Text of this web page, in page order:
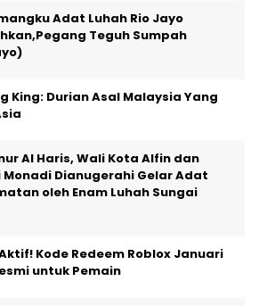
Adat Luhah Rio Jayo
Teguh Sumpah
King: Durian Asal Malaysia Yang
Al Haris, Wali Kota Alfin dan
Dianugerahi Gelar Adat
oleh Enam Luhah Sungai
Kode Redeem Roblox Januari
untuk Pemain